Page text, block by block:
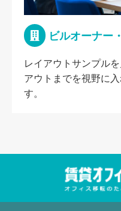
ビルオーナー
レイアウトサンプル
アウトまでを視野に
す。